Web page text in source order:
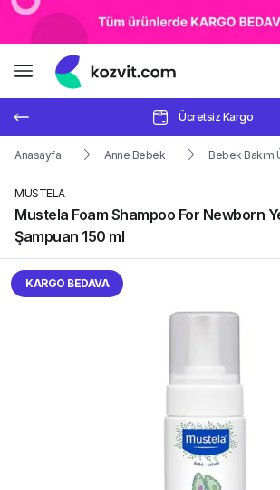
Ücretsiz Kargo
Anasayfa Anne Bebek Bebek Bakım
MUSTELA
Mustela Foam Shampoo For Newborn
Şampuan 150 ml
KARGO BEDAVA